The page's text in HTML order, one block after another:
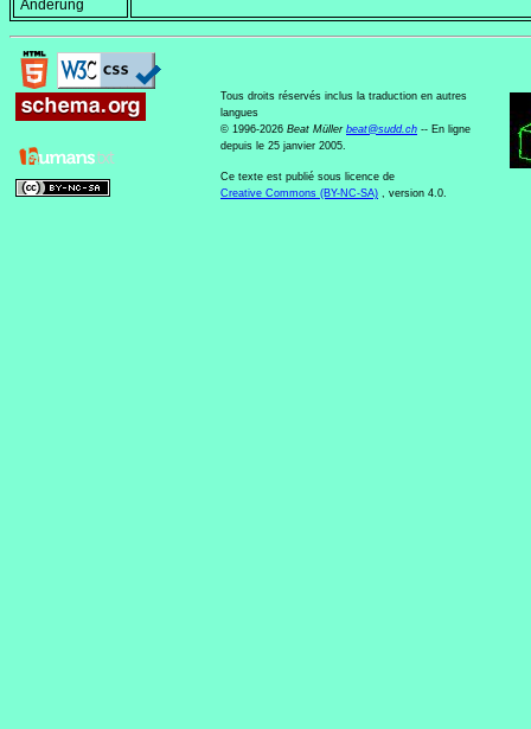
Änderung
Tous droits réservés inclus la traduction en autres
langues
© 1996-2026 Beat Müller beat@sudd.ch -- En ligne
depuis le 25 janvier 2005.
Ce texte est publié sous licence de
Creative Commons (BY-NC-SA) , version 4.0.